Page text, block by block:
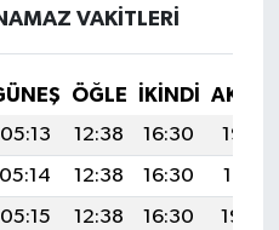
VAKITLERI
ÖĞLE İKINDI
05:13 12:38 16:30
19:52
05:14 12:38 16:30
19:51
05:15 12:38 16:30
19:50